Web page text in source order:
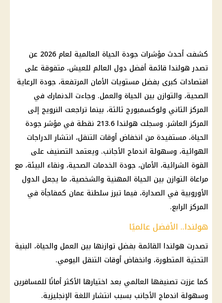
كشفت أحدث مؤشرات جودة الحياة العالمية لعام 2026 عن
تصدر هولندا قائمة أفضل دول العالم للعيش، متفوقة على
اقتصادات كبرى بفضل مستويات الأمان المرتفعة، جودة الرعاية
الصحية، والتوازن بين الحياة والعمل. وجاءت الدنمارك في
المركز الثاني ولوكسمبورج ثالثة، بينما تراجعت النرويج إلى
المركز العاشر. وسجلت هولندا 213.6 نقطة في مؤشر جودة
الحياة، مستفيدة من انخفاض أوقات التنقل، انتشار الدراجات
الهوائية، وسهولة اندماج الأجانب. ويعتمد التصنيف على
القوة الشرائية، الأمان، جودة الخدمات الصحية، ونقاء البيئة، مع
مراعاة التوازن بين الحياة المهنية والشخصية، ما يجعل الدول
الأوروبية في الصدارة، فيما تبرز سلطنة عمان كمفاجأة في
المركز الرابع.
هولندا.. الأفضل عالميًا
تصدرت هولندا القائمة بفضل توازنها بين العمل والحياة، البنية
التحتية المتطورة، وانخفاض أوقات التنقل اليومي.
كما عززت تصنيفها العالمي بعد اختيارها الأكثر أمانًا للمسافرين
وسهولة اندماج الأجانب بسبب انتشار اللغة الإنجليزية.